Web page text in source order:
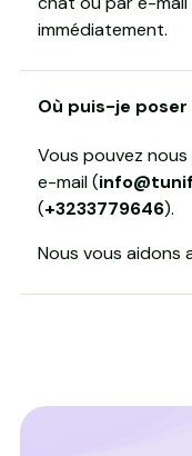
immédiatement.
Où puis-je
Vous pouvez
e-mail (
(+3233779646).
Nous vous aidons